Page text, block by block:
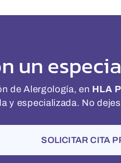
un
de Alergología, en HLA
y especializada. No
SOLICITAR CITA